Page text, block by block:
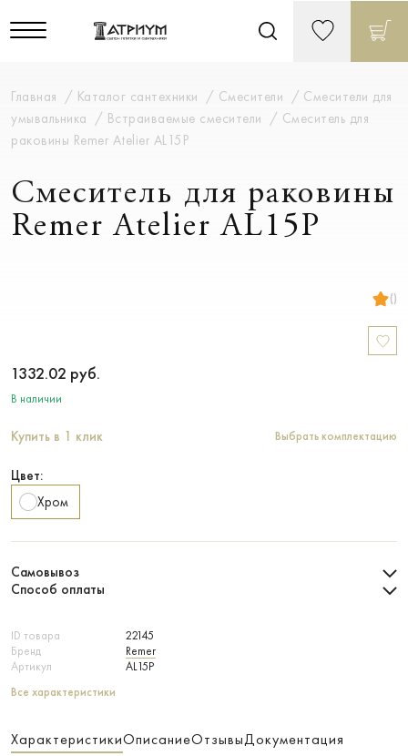
Главная Каталог сантехники Смесители
Смесители для
умывальника
Встраиваемые смесители
Смеситель для
раковины Remer Atelier AL15P
Смеситель для раковины
Remer Atelier AL15P
()
ID товара
22145
Бренд
Remer
Артикул
AL15P
Все характеристики
1332.02 руб.
В наличии
Купить в 1 клик Выбрать комплектацию
Цвет:
Хром
Самовывоз
Способ оплаты
ХарактеристикиОписаниеОтзывыДокументация